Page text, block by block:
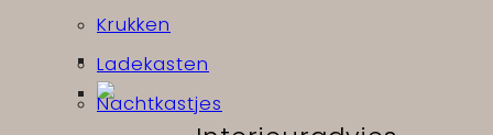
Krukken
Ladekasten
Nachtkastjes